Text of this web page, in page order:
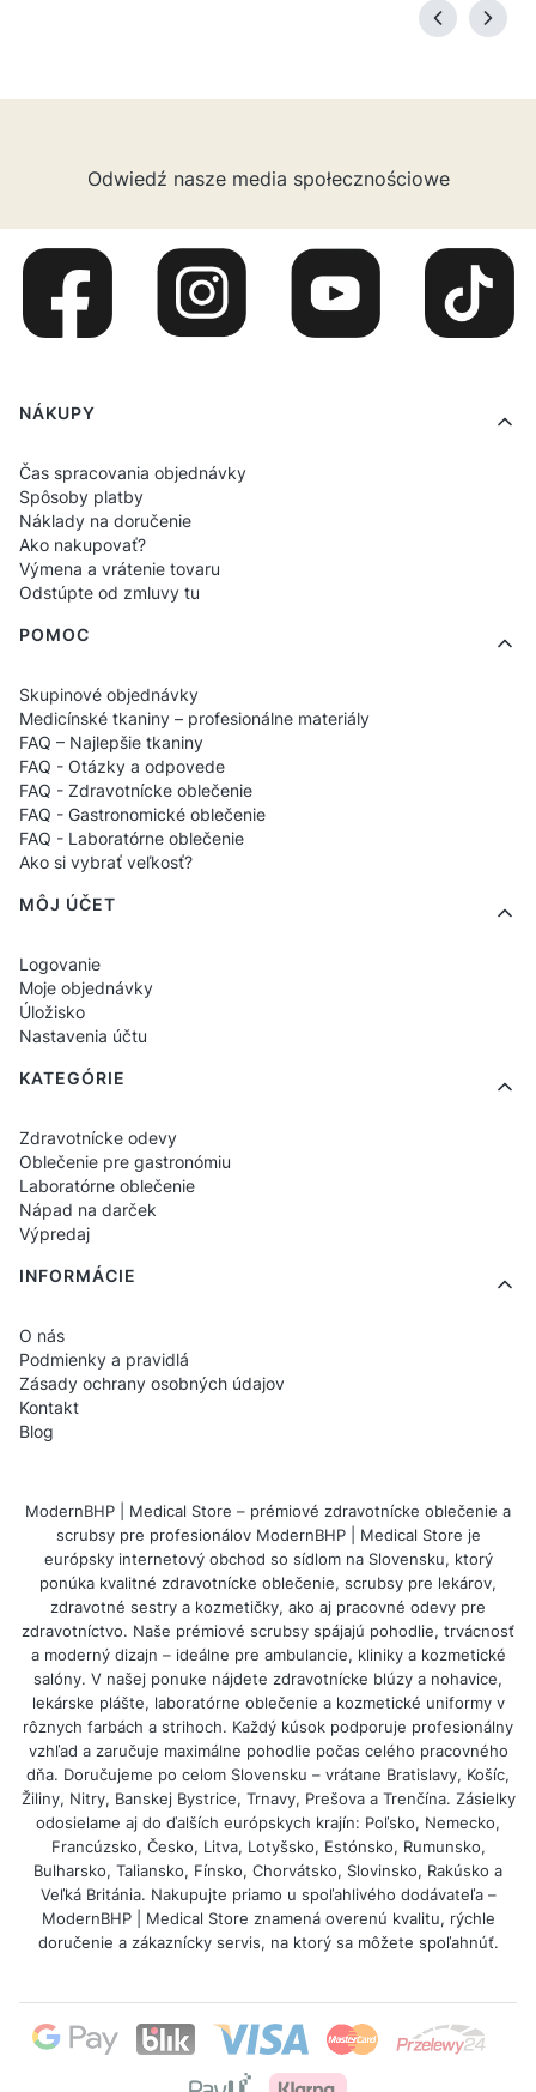
Odwiedź nasze media społecznościowe
Ponuka v pätičke
NÁKUPY
Čas spracovania objednávky
Spôsoby platby
Náklady na doručenie
Ako nakupovať?
Výmena a vrátenie tovaru
Odstúpte od zmluvy tu
POMOC
Skupinové objednávky
Medicínské tkaniny – profesionálne materiály
FAQ – Najlepšie tkaniny
FAQ - Otázky a odpovede
FAQ - Zdravotnícke oblečenie
FAQ - Gastronomické oblečenie
FAQ - Laboratórne oblečenie
Ako si vybrať veľkosť?
MÔJ ÚČET
Logovanie
Moje objednávky
Úložisko
Nastavenia účtu
KATEGÓRIE
Zdravotnícke odevy
Oblečenie pre gastronómiu
Laboratórne oblečenie
Nápad na darček
Výpredaj
INFORMÁCIE
O nás
Podmienky a pravidlá
Zásady ochrany osobných údajov
Kontakt
Blog
ModernBHP | Medical Store – prémiové zdravotnícke oblečenie a
scrubsy pre profesionálov ModernBHP | Medical Store je
európsky internetový obchod so sídlom na Slovensku, ktorý
ponúka kvalitné zdravotnícke oblečenie, scrubsy pre lekárov,
zdravotné sestry a kozmetičky, ako aj pracovné odevy pre
zdravotníctvo. Naše prémiové scrubsy spájajú pohodlie, trvácnosť
a moderný dizajn – ideálne pre ambulancie, kliniky a kozmetické
salóny. V našej ponuke nájdete zdravotnícke blúzy a nohavice,
lekárske plášte, laboratórne oblečenie a kozmetické uniformy v
rôznych farbách a strihoch. Každý kúsok podporuje profesionálny
vzhľad a zaručuje maximálne pohodlie počas celého pracovného
dňa. Doručujeme po celom Slovensku – vrátane Bratislavy, Košíc,
Žiliny, Nitry, Banskej Bystrice, Trnavy, Prešova a Trenčína. Zásielky
odosielame aj do ďalších európskych krajín: Poľsko, Nemecko,
Francúzsko, Česko, Litva, Lotyšsko, Estónsko, Rumunsko,
Bulharsko, Taliansko, Fínsko, Chorvátsko, Slovinsko, Rakúsko a
Veľká Británia. Nakupujte priamo u spoľahlivého dodávateľa –
ModernBHP | Medical Store znamená overenú kvalitu, rýchle
doručenie a zákaznícky servis, na ktorý sa môžete spoľahnúť.